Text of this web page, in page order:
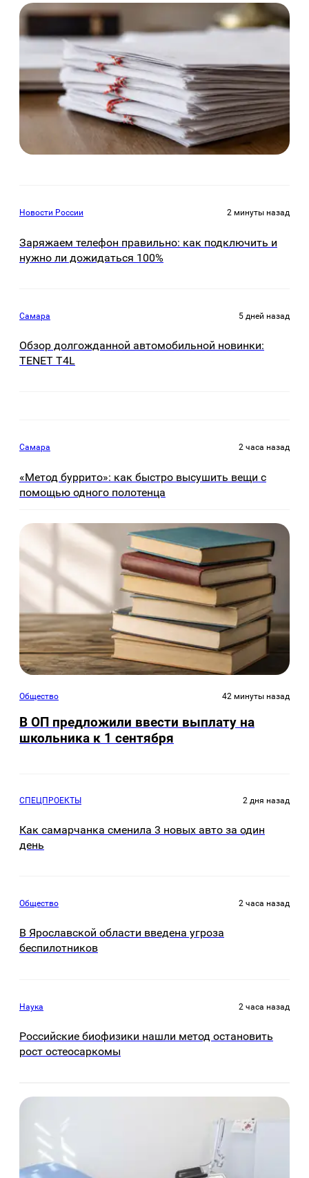
Новости России 2 минуты назад
Заряжаем телефон правильно: как подключить и
нужно ли дожидаться 100%
Самара 5 дней назад
Обзор долгожданной автомобильной новинки:
TENET Т4L
Самара 2 часа назад
«Метод буррито»: как быстро высушить вещи с
помощью одного полотенца
Общество 42 минуты назад
В ОП предложили ввести выплату на
школьника к 1 сентября
СПЕЦПРОЕКТЫ 2 дня назад
Как самарчанка сменила 3 новых авто за один
день
Общество 2 часа назад
В Ярославской области введена угроза
беспилотников
Наука 2 часа назад
Российские биофизики нашли метод остановить
рост остеосаркомы